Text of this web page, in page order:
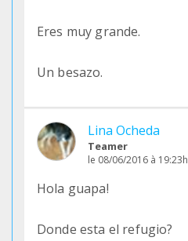
Eres muy grande.
Un besazo.
Lina Ocheda
Teamer
le 08/06/2016 à 19:23h
Hola guapa!
Donde esta el refugio?